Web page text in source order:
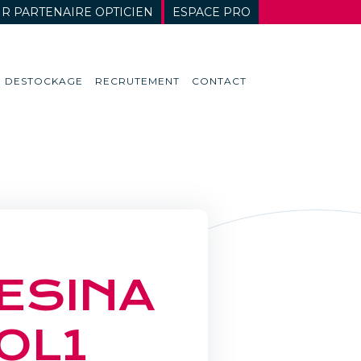
PARTENAIRE OPTICIEN ESPACE PRO
DESTOCKAGE RECRUTEMENT CONTACT